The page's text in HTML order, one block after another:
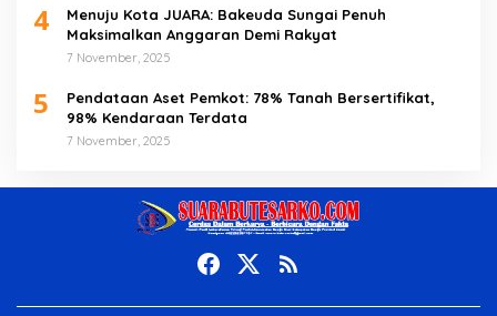
4
Menuju Kota JUARA: Bakeuda Sungai Penuh
Maksimalkan Anggaran Demi Rakyat
7 November, 2025
5
Pendataan Aset Pemkot: 78% Tanah Bersertifikat,
98% Kendaraan Terdata
7 November, 2025